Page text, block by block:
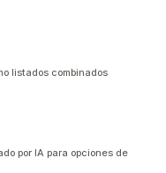
listados combinados
por IA para opciones de